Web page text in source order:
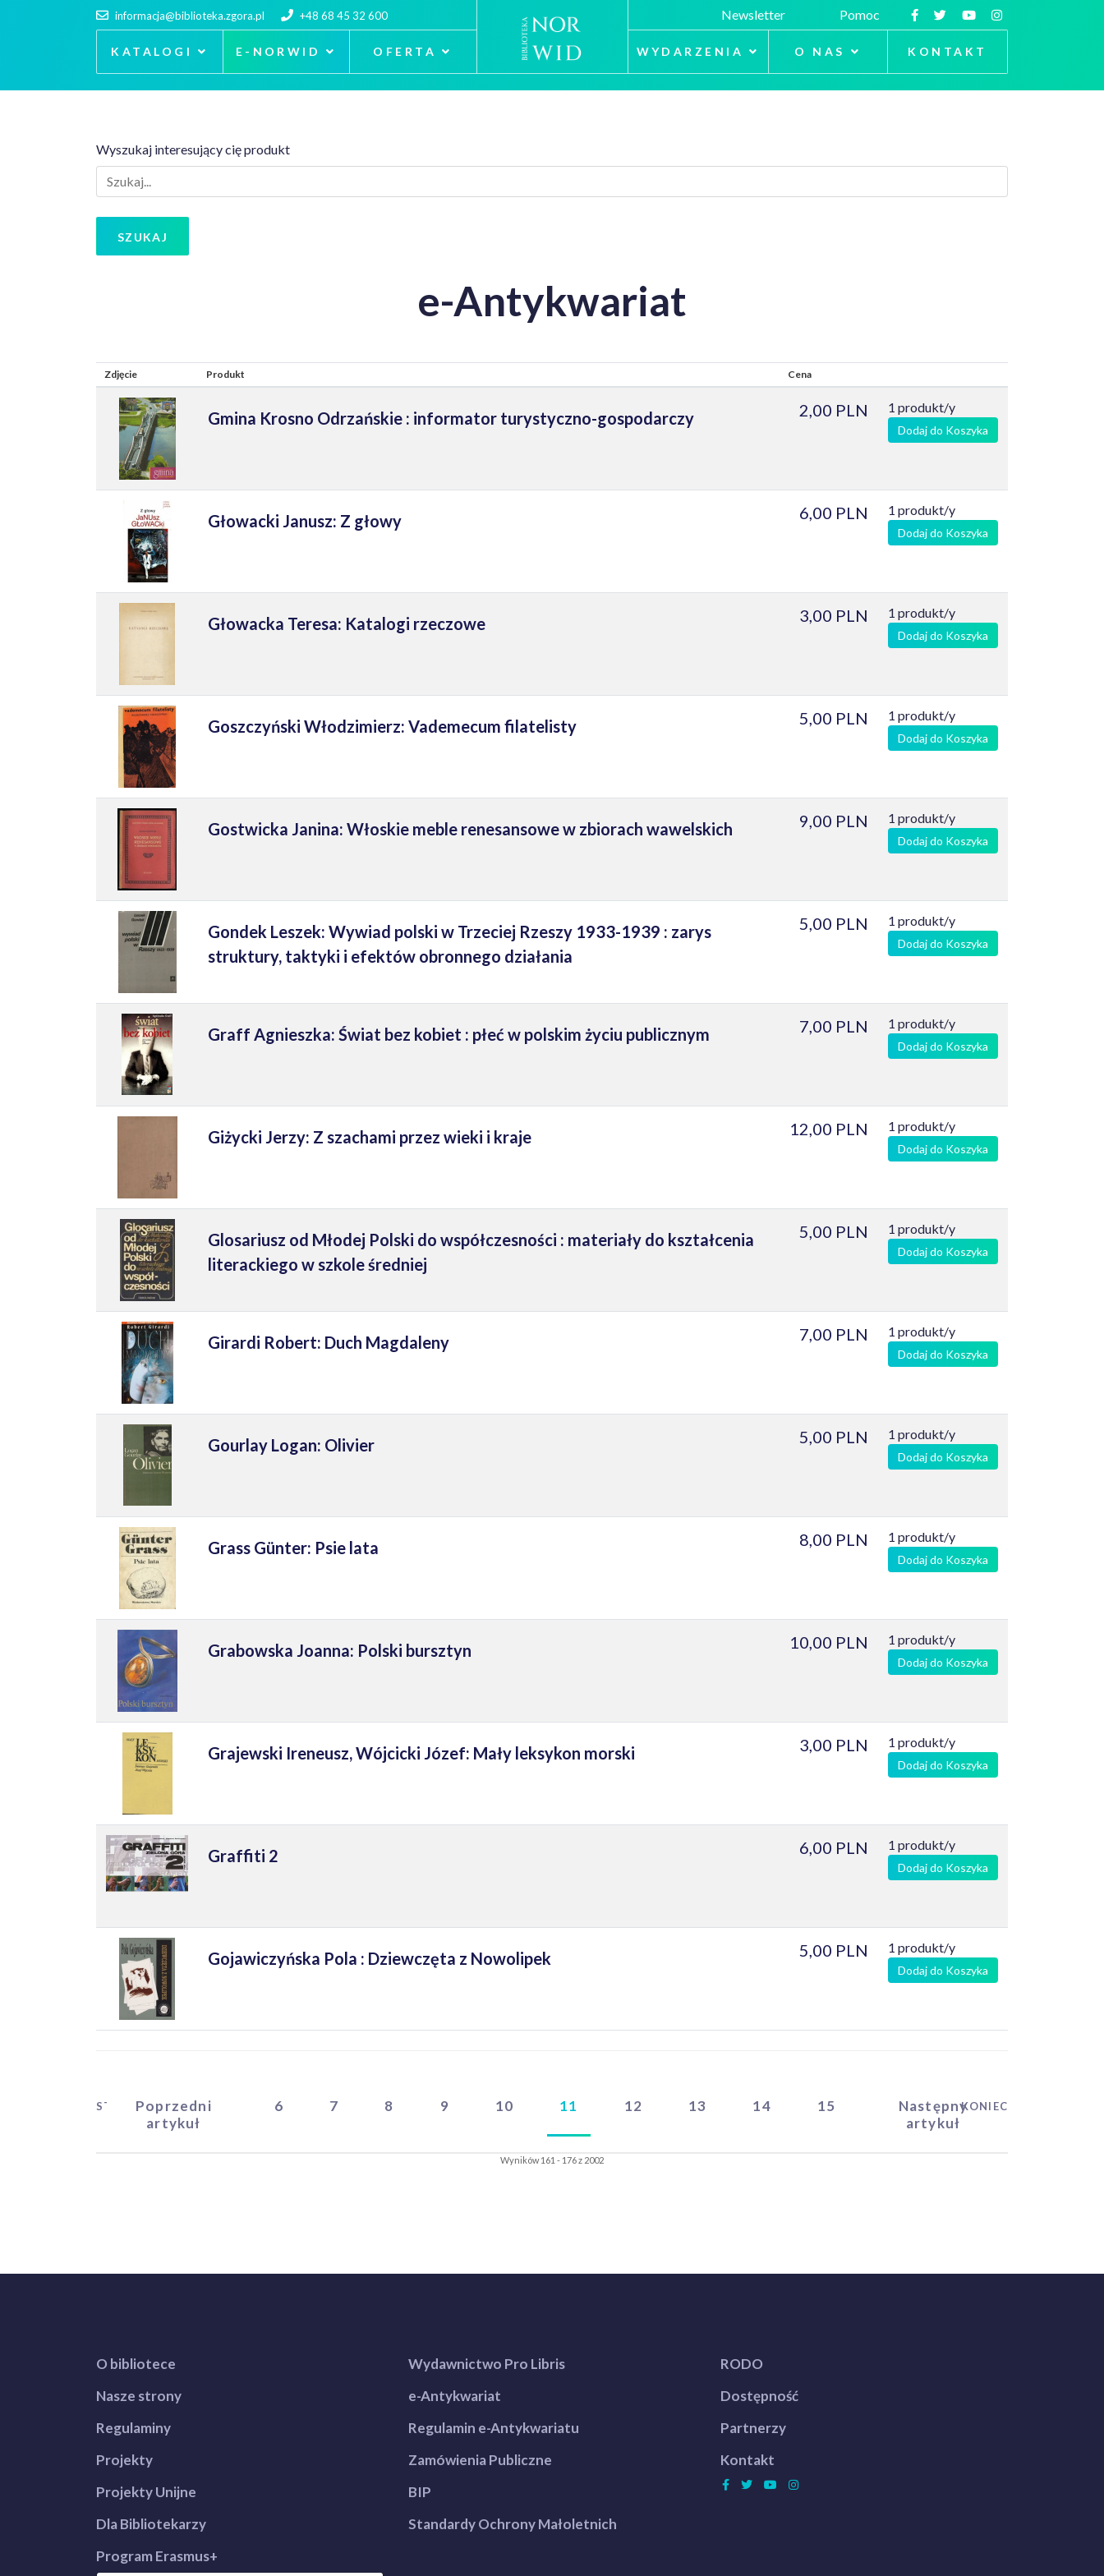
informacja@biblioteka.zgora.pl +48 68 45 32 600
KATALOGI E-NORWID OFERTA
Newsletter Pomoc
WYDARZENIA O NAS KONTAKT
Wyszukaj interesujący cię produkt
SZUKAJ
e-Antykwariat
Zdjęcie Produkt Cena
Gmina Krosno Odrzańskie : informator turystyczno-gospodarczy 2,00 PLN 1 produkt/y
Dodaj do Koszyka
Głowacki Janusz: Z głowy 6,00 PLN 1 produkt/y
Dodaj do Koszyka
Głowacka Teresa: Katalogi rzeczowe 3,00 PLN 1 produkt/y
Dodaj do Koszyka
Goszczyński Włodzimierz: Vademecum filatelisty 5,00 PLN 1 produkt/y
Dodaj do Koszyka
Gostwicka Janina: Włoskie meble renesansowe w zbiorach wawelskich 9,00 PLN 1 produkt/y
Dodaj do Koszyka
Gondek Leszek: Wywiad polski w Trzeciej Rzeszy 1933-1939 : zarys
struktury, taktyki i efektów obronnego działania
5,00 PLN 1 produkt/y
Dodaj do Koszyka
Graff Agnieszka: Świat bez kobiet : płeć w polskim życiu publicznym 7,00 PLN 1 produkt/y
Dodaj do Koszyka
Giżycki Jerzy: Z szachami przez wieki i kraje 12,00 PLN 1 produkt/y
Dodaj do Koszyka
Glosariusz od Młodej Polski do współczesności : materiały do kształcenia
literackiego w szkole średniej
5,00 PLN 1 produkt/y
Dodaj do Koszyka
Girardi Robert: Duch Magdaleny 7,00 PLN 1 produkt/y
Dodaj do Koszyka
Gourlay Logan: Olivier 5,00 PLN 1 produkt/y
Dodaj do Koszyka
Grass Günter: Psie lata 8,00 PLN 1 produkt/y
Dodaj do Koszyka
Grabowska Joanna: Polski bursztyn 10,00 PLN 1 produkt/y
Dodaj do Koszyka
Grajewski Ireneusz, Wójcicki Józef: Mały leksykon morski 3,00 PLN 1 produkt/y
Dodaj do Koszyka
Graffiti 2 6,00 PLN 1 produkt/y
Dodaj do Koszyka
Gojawiczyńska Pola : Dziewczęta z Nowolipek 5,00 PLN 1 produkt/y
Dodaj do Koszyka
START Poprzedni
artykuł
6 7 8 9 10 11 12 13 14 15
Następny
artykuł
KONIEC
Wyników 161 - 176 z 2002
O bibliotece
Nasze strony
Regulaminy
Projekty
Projekty Unijne
Dla Bibliotekarzy
Program Erasmus+
Wydawnictwo Pro Libris
e-Antykwariat
Regulamin e-Antykwariatu
Zamówienia Publiczne
BIP
Standardy Ochrony Małoletnich
RODO
Dostępność
Partnerzy
Kontakt